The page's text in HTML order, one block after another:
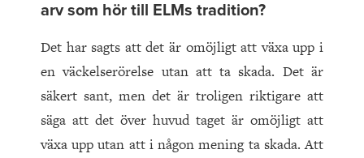
arv som hör till ELMs tradition?
Det har sagts att det är omöjligt att växa upp i
en väckelserörelse utan att ta skada. Det är
säkert sant, men det är troligen riktigare att
säga att det över huvud taget är omöjligt att
växa upp utan att i någon mening ta skada. Att